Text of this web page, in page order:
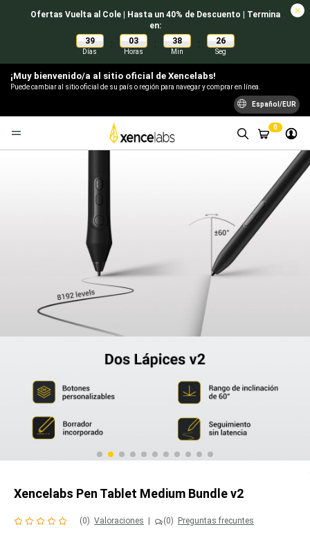
Ofertas Vuelta al Cole | Hasta un 40% de Descuento | Termina
en:
39
Días
: 03
Horas
: 38
Min
: 25
Seg
¡Muy bienvenido/a al sitio oficial de Xencelabs!
Puede cambiar al sitio oficial de su país o región para navegar y comprar en línea.
Español/EUR
0
Xencelabs Pen Tablet Medium Bundle v2
(0) Valoraciones (0) Preguntas frecuntes